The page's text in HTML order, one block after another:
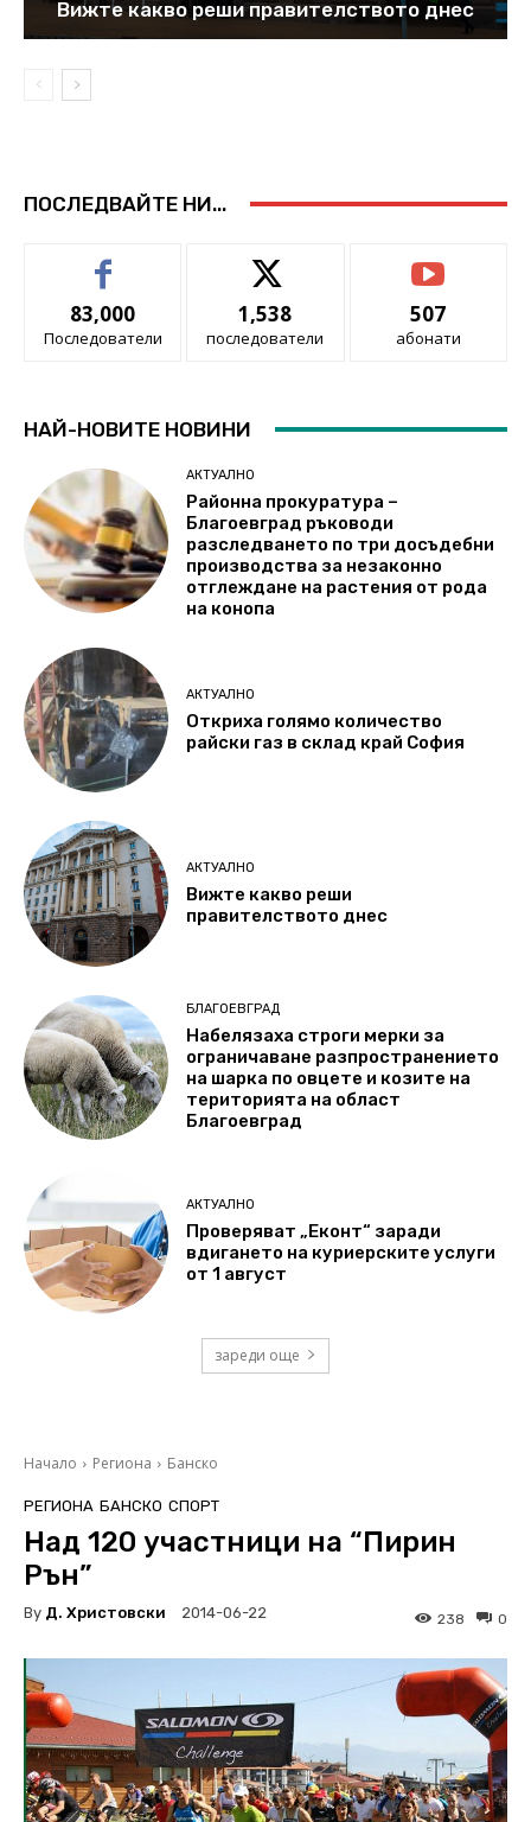
Вижте какво реши правителството днес
ПОСЛЕДВАЙТЕ НИ...
83,000
Последователи
1,538
последователи
507
абонати
НАЙ-НОВИТЕ НОВИНИ
АКТУАЛНО
Районна прокуратура –
Благоевград ръководи
разследването по три досъдебни
производства за незаконно
отглеждане на растения от рода
на конопа
АКТУАЛНО
Откриха голямо количество
райски газ в склад край София
АКТУАЛНО
Вижте какво реши
правителството днес
БЛАГОЕВГРАД
Набелязаха строги мерки за
ограничаване разпространението
на шарка по овцете и козите на
територията на област
Благоевград
АКТУАЛНО
Проверяват „Еконт“ заради
вдигането на куриерските услуги
от 1 август
зареди още